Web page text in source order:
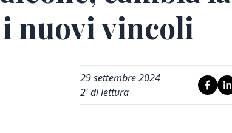
nuovi vincoli
29 settembre 2024
2' di lettura